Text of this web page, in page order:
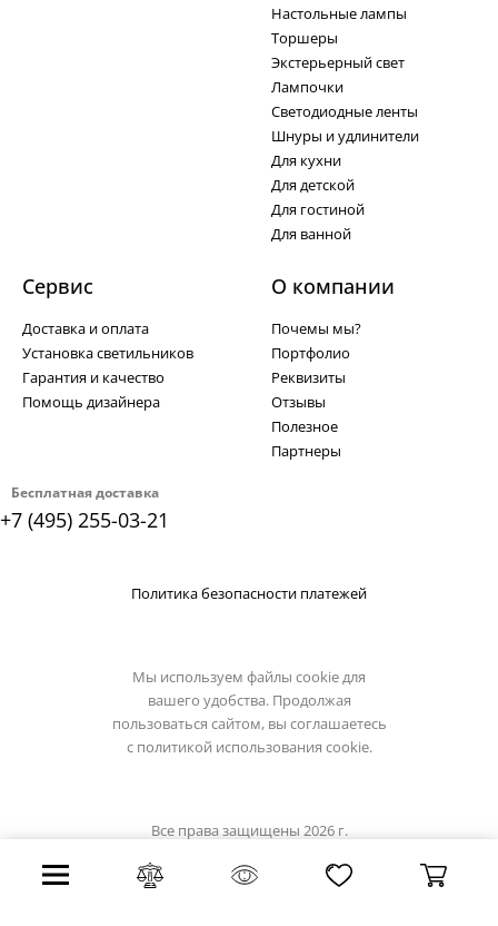
Бесплатная доставка
+7 (495) 255-03-21
Настольные лампы
Торшеры
Экстерьерный свет
Лампочки
Светодиодные ленты
Шнуры и удлинители
Для кухни
Для детской
Для гостиной
Для ванной
Сервис
Доставка и оплата
Установка светильников
Гарантия и качество
Помощь дизайнера
О компании
Почемы мы?
Портфолио
Реквизиты
Отзывы
Полезное
Партнеры
Политика безопасности платежей
Мы используем файлы cookie для
вашего удобства. Продолжая
пользоваться сайтом, вы соглашаетесь
с политикой использования cookie.
Все права защищены 2026 г.